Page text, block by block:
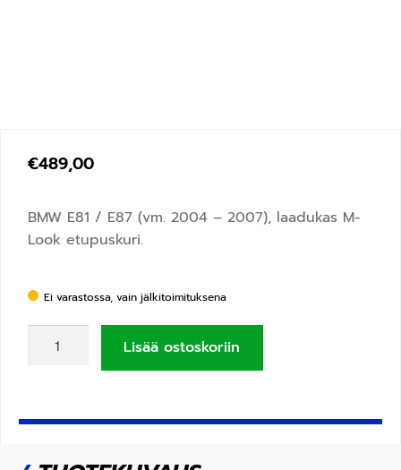
€489,00
BMW E81 / E87 (vm. 2004 – 2007), laadukas M-
Look etupuskuri.
Ei varastossa, vain jälkitoimituksena
Lisää ostoskoriin